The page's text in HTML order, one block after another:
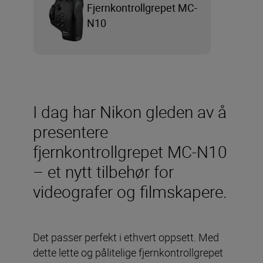
I dag har Nikon gleden av å
presentere
fjernkontrollgrepet MC-N10
– et nytt tilbehør for
videografer og filmskapere.
Det passer perfekt i ethvert oppsett. Med
dette lette og pålitelige fjernkontrollgrepet
Fjernkontrollgrepet MC-
N10